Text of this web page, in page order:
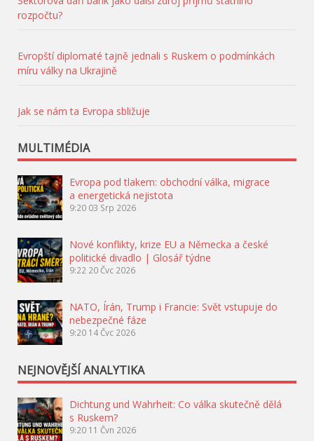
rozpočtu?
Evropští diplomaté tajně jednali s Ruskem o podmínkách
míru války na Ukrajině
Jak se nám ta Evropa sbližuje
MULTIMÉDIA
Evropa pod tlakem: obchodní válka, migrace
a energetická nejistota
9:20 03 Srp 2026
Nové konflikty, krize EU a Německa a české
politické divadlo | Glosář týdne
9:22 20 Čvc 2026
NATO, Írán, Trump i Francie: Svět vstupuje do
nebezpečné fáze
9:20 14 Čvc 2026
NEJNOVĚJŠÍ ANALYTIKA
Dichtung und Wahrheit: Co válka skutečně dělá
s Ruskem?
9:20 11 Čvn 2026